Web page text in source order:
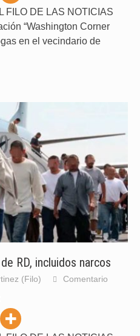
FILO DE LAS NOTICIAS
“Washington Corner
en el vecindario de
RD, incluidos narcos
(Filo) Comentario